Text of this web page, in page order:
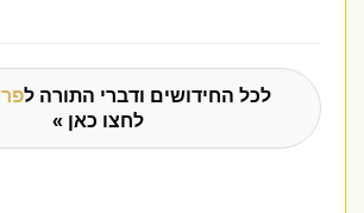
לכל החידושים ודברי התורה ל
לחצו כאן »